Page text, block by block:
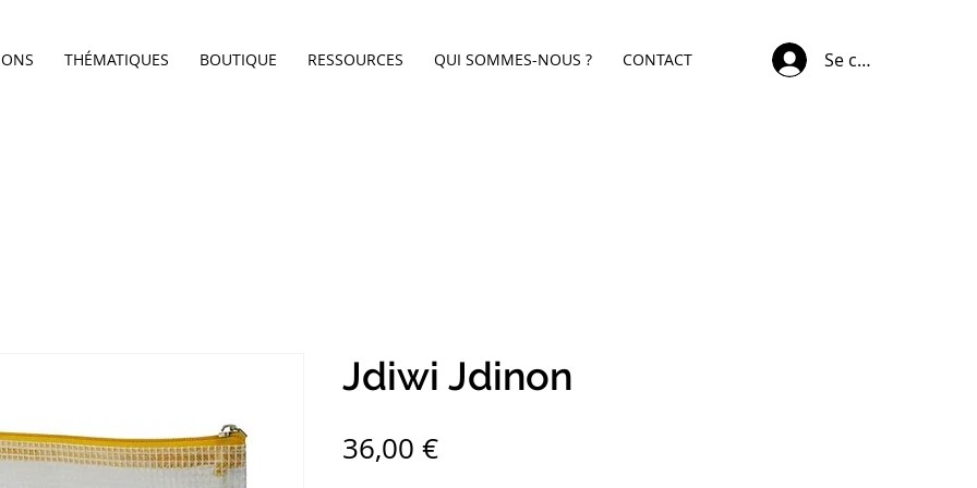
THÉMATIQUES BOUTIQUE RESSOURCES QUI SOMMES-NOUS ? CONTACT Se connecter
Jdiwi Jdinon
36,00 €Prix